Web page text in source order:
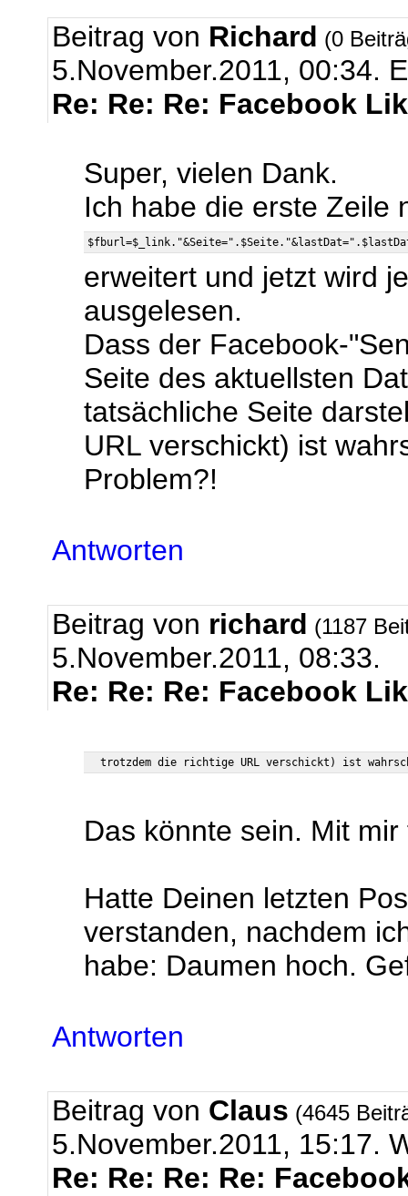
Beitrag von Richard (0
5.November.2011, 00:34.
Re: Re: Re: Facebook
Super, vielen Dank.
Ich habe die erste Zeile
erweitert und jetzt wird
ausgelesen.
Dass der Facebook-
Seite des aktuellsten
tatsächliche Seite
URL verschickt) ist
Problem?!
Antworten
Beitrag von richard (1187
5.November.2011, 08:33.
Re: Re: Re: Facebook
Das könnte sein. Mit
Hatte Deinen letzten
verstanden, nachdem
habe: Daumen hoch.
Antworten
Beitrag von Claus (4645
5.November.2011, 15:17.
Re: Re: Re: Re: